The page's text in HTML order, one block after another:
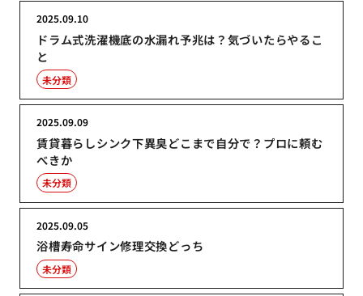
ドラム式洗濯機底の水漏れ予兆は？気づいたらやるこ
と
2025.09.10
未分類
賃貸暮らしシンク下異臭どこまで自分で？プロに頼む
べきか
2025.09.09
未分類
浴槽寿命サイン修理交換どっち
2025.09.05
未分類